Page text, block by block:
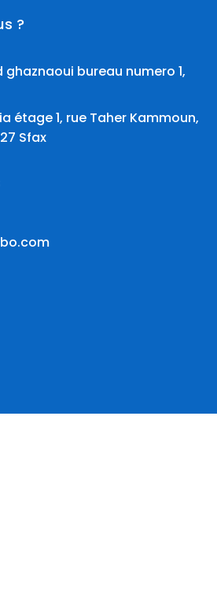
?
ghaznaoui bureau numero 1,
étage 1, rue Taher Kammoun,
Sfax